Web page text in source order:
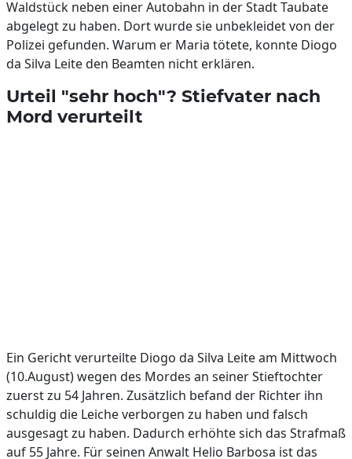
Waldstück neben einer Autobahn in der Stadt Taubate
abgelegt zu haben. Dort wurde sie unbekleidet von der
Polizei gefunden. Warum er Maria tötete, konnte Diogo
da Silva Leite den Beamten nicht erklären.
Urteil "sehr hoch"? Stiefvater nach
Mord verurteilt
Ein Gericht verurteilte Diogo da Silva Leite am Mittwoch
(10.August) wegen des Mordes an seiner Stieftochter
zuerst zu 54 Jahren. Zusätzlich befand der Richter ihn
schuldig die Leiche verborgen zu haben und falsch
ausgesagt zu haben. Dadurch erhöhte sich das Strafmaß
auf 55 Jahre. Für seinen Anwalt Helio Barbosa ist das